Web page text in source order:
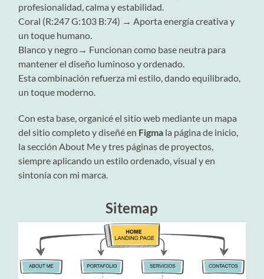
profesionalidad, calma y estabilidad.
Coral (R:247 G:103 B:74) → Aporta energía creativa y
un toque humano.
Blanco y negro→ Funcionan como base neutra para
mantener el diseño luminoso y ordenado.
Esta combinación refuerza mi estilo, dando equilibrado,
un toque moderno.
Con esta base, organicé el sitio web mediante un mapa
del sitio completo y diseñé en Figma la página de inicio,
la sección About Me y tres páginas de proyectos,
siempre aplicando un estilo ordenado, visual y en
sintonía con mi marca.
Sitemap